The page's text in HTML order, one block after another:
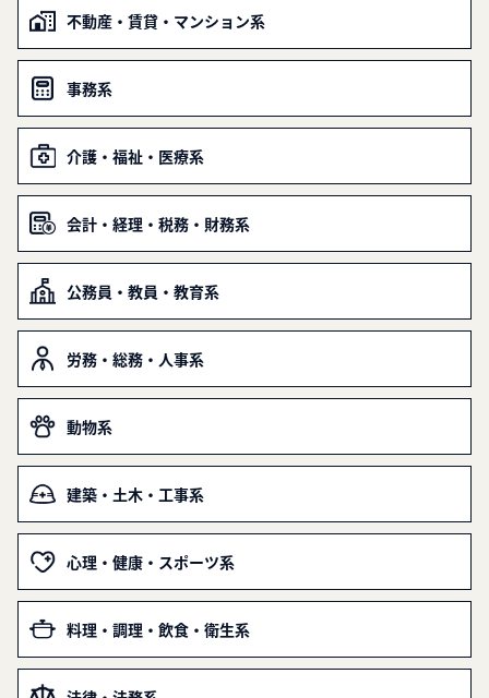
不動産・賃貸・マンション系
事務系
介護・福祉・医療系
会計・経理・税務・財務系
公務員・教員・教育系
労務・総務・人事系
動物系
建築・土木・工事系
心理・健康・スポーツ系
料理・調理・飲食・衛生系